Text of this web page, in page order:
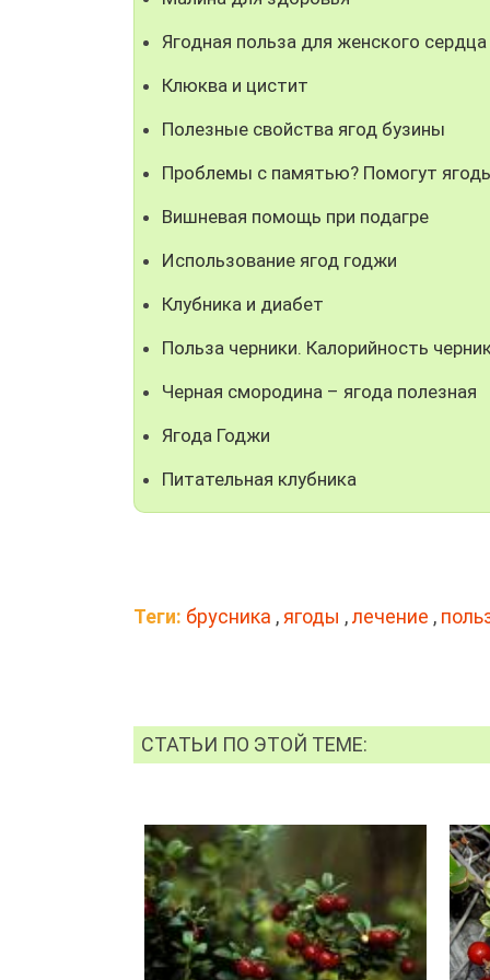
Ягодная польза для женского сердца
Клюква и цистит
Полезные свойства ягод бузины
Проблемы с памятью? Помогут
Вишневая помощь при подагре
Использование ягод годжи
Клубника и диабет
Польза черники. Калорийность
Черная смородина – ягода полезная
Ягода Годжи
Питательная клубника
Теги: брусника , ягоды ,лечение ,
СТАТЬИ ПО ЭТОЙ ТЕМЕ: